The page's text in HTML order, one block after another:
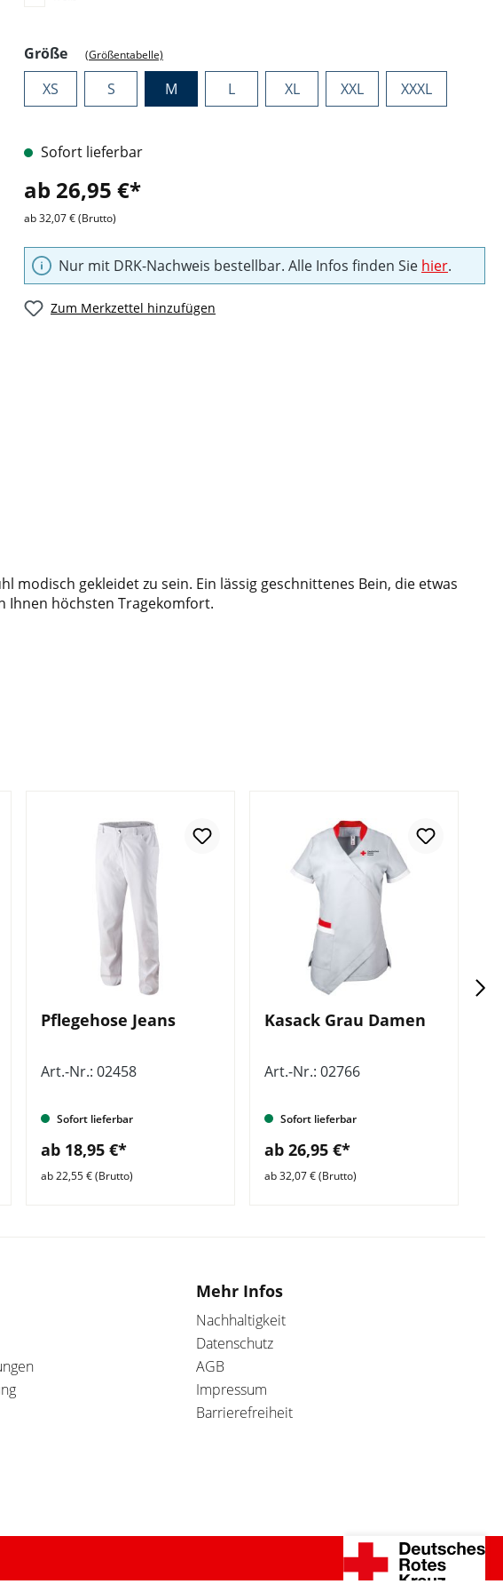
Größeauswählen
(Größentabelle)
XS S M L XL XXL XXXL
Sofort lieferbar
ab 26,95 €*
ab 32,07 € (Brutto)
Nur mit DRK-Nachweis bestellbar. Alle Infos finden Sie hier.
Zum Merkzettel hinzufügen
gekleidet zu sein. Ein lässig geschnittenes Bein, die etwas
Ihnen höchsten Tragekomfort.
Pflegehose Jeans
Art.-Nr.: 02458
Sofort lieferbar
ab 18,95 €*
ab 22,55 € (Brutto)
Kasack Grau Damen
Art.-Nr.: 02766
Sofort lieferbar
ab 26,95 €*
ab 32,07 € (Brutto)
Mehr Infos
Nachhaltigkeit
Datenschutz
AGB
Impressum
Barrierefreiheit